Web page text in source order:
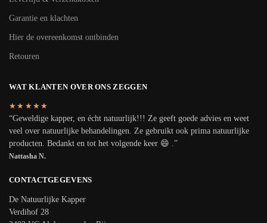
Garantie en klachten
Hier de overeenkomst ontbinden
Retouren
WAT KLANTEN OVER ONS ZEGGEN
★★★★★
“Geweldige kapper, en écht natuurlijk!!! Ze geeft goede advies en weet
veel over natuurlijke behandelingen. Ze gebruikt ook prima natuurlijke
producten. Bedankt en tot het volgende keer 😄 .”
Nattasha N.
CONTACTGEGEVENS
De Natuurlijke Kapper
Verdihof 28